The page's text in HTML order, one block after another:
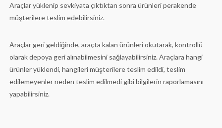
Araçlar yüklenip sevkiyata çıktıktan sonra ürünleri perakende
müşterilere teslim edebilirsiniz.
Araçlar geri geldiğinde, araçta kalan ürünleri okutarak, kontrollü
olarak depoya geri alınabilmesini sağlayabilirsiniz. Araçlara hangi
ürünler yüklendi, hangileri müşterilere teslim edildi, teslim
edilemeyenler neden teslim edilmedi gibi bilgilerin raporlamasını
yapabilirsiniz.